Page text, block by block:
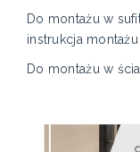
Do montażu w
instrukcja
Do montażu w